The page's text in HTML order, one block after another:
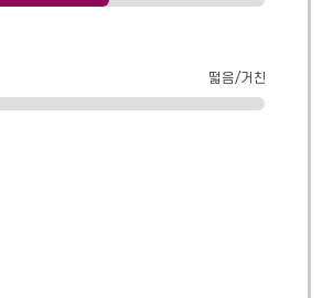
떫음/거친